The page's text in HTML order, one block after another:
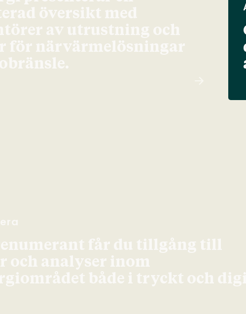
översikt med
av utrustning och
för närvärmelösningar
får du tillgång till
och analyser inom
både i tryckt och